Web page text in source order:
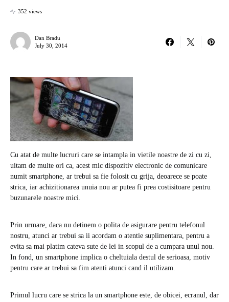
352 views
Dan Bradu
July 30, 2014
Cu atat de multe lucruri care se intampla in vietile noastre de zi cu zi,
uitam de multe ori ca, acest mic dispozitiv electronic de comunicare
numit smartphone, ar trebui sa fie folosit cu grija, deoarece se poate
strica, iar achizitionarea unuia nou ar putea fi prea costisitoare pentru
buzunarele noastre mici.
Prin urmare, daca nu detinem o polita de asigurare pentru telefonul
nostru, atunci ar trebui sa ii acordam o atentie suplimentara, pentru a
evita sa mai platim cateva sute de lei in scopul de a cumpara unul nou.
In fond, un smartphone implica o cheltuiala destul de serioasa, motiv
pentru care ar trebui sa fim atenti atunci cand il utilizam.
Primul lucru care se strica la un smartphone este, de obicei, ecranul, dar